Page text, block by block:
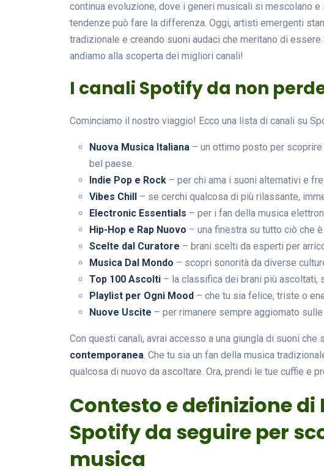
continua evoluzione, dove i generi musicali si mescolano
tendenze può fare la differenza. Oggi, artisti emergenti
tradizionale e creando suoni audaci che meritano di
andiamo alla scoperta dei migliori canali!
I canali Spotify da non
Cominciamo il nostro viaggio! Ecco una lista di canali su
Nuova Musica Italiana – un ottimo posto per
bel paese.
Indie Pop e Rock – per chi ama i suoni alternativi e
Vibes Chill – se cerchi qualcosa di più rilassante,
Electronic Essentials – per i fan della musica
Hip-Hop e Rap Nuovo – una finestra su tutto ciò che
Scelte dal Curatore – brani scelti da esperti per
Musica Dal Mondo – scopri sonorità da diverse
Top 100 Ascolti – la classifica dei brani più ascoltati,
Playlist per Ogni Mood – che tu sia felice, triste o
Nuove Uscite – per rimanere sempre aggiornato
Con questi canali, avrai accesso a una giungla di suoni
contemporanea. Che tu sia un fan della musica
qualcosa di nuovo da ascoltare. Ora, prendi le tue cuffie e
Contesto e definizione
Spotify da seguire per
musica